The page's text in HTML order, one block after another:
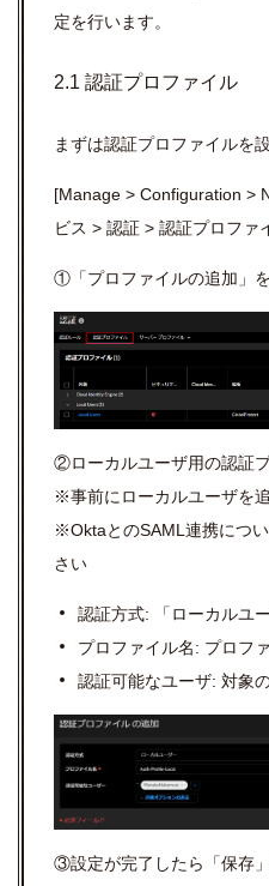
定を行います。
2.1 認証プロファイル
まずは認証プロファイルを
[Manage > Configuration >
ビス > 認証 > 認証プロファ
①「プロファイルの追加」を
②ローカルユーザ用の認証
※事前にローカルユーザを
※OktaとのSAML連携につ
さい
認証方式: 「ローカルユ
プロファイル名: プロフ
認証可能なユーザ: 対象
③設定が完了したら「保存